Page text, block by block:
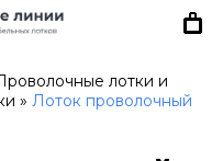
лотки и
» Лоток проволочный